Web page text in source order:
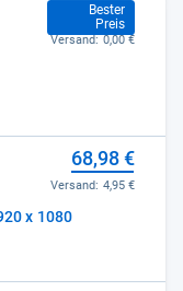
Bester
Preis
60,75 €
Versand: 0,00 €
x 1080
68,98 €
Versand: 4,95 €